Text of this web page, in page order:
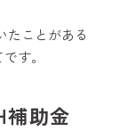
たことがある
す。
補助金